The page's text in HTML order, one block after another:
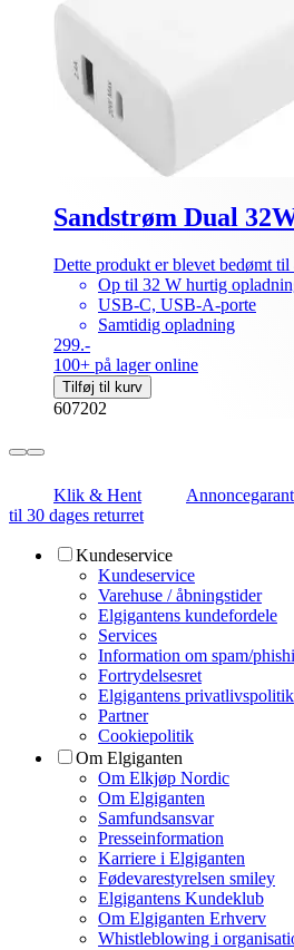
Sandstrøm Dual
Dette produkt er blevet bedømt til
Op til 32 W hurtig
USB-C, USB-A-porte
Samtidig opladning
299.-
100+ på lager online
Tilføj til kurv
607202
Klik & Hent
til 30 dages returret
Kundeservice
Kundeservice
Varehuse / åbningstider
Elgigantens kundefordele
Services
Information om spam/
Fortrydelsesret
Elgigantens privatlivspolitik
Partner
Cookiepolitik
Om Elgiganten
Om Elkjøp Nordic
Om Elgiganten
Samfundsansvar
Presseinformation
Karriere i Elgiganten
Fødevarestyrelsen smiley
Elgigantens Kundeklub
Om Elgiganten Erhverv
Whistleblowing i